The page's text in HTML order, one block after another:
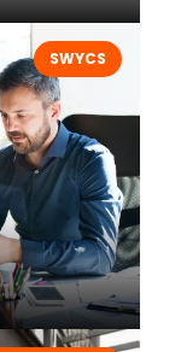
SWYCS